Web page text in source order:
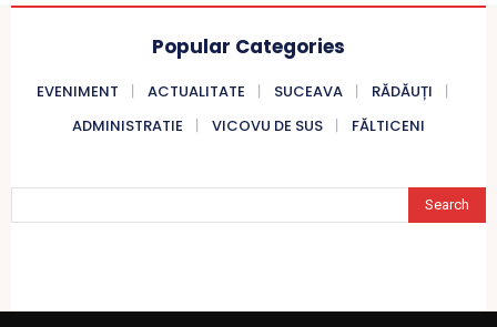
Popular Categories
EVENIMENT ACTUALITATE SUCEAVA
RĂDĂUȚI
ADMINISTRATIE
VICOVU DE SUS FĂLTICENI
Search